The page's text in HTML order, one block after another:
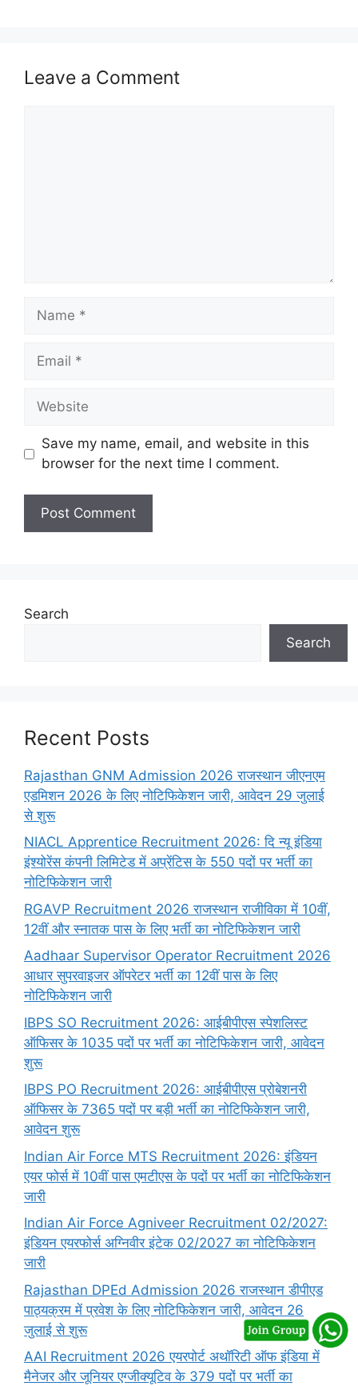
Leave a Comment
Name
Email
Website
Save my name, email, and website in this
browser for the next time I comment.
Search
Search
Recent Posts
Rajasthan GNM Admission 2026 राजस्थान जीएनएम
एडमिशन 2026 के लिए नोटिफिकेशन जारी, आवेदन 29 जुलाई
से शुरू
NIACL Apprentice Recruitment 2026: दि न्यू इंडिया
इंश्योरेंस कंपनी लिमिटेड में अप्रेंटिस के 550 पदों पर भर्ती का
नोटिफिकेशन जारी
RGAVP Recruitment 2026 राजस्थान राजीविका में 10वीं,
12वीं और स्नातक पास के लिए भर्ती का नोटिफिकेशन जारी
Aadhaar Supervisor Operator Recruitment 2026
आधार सुपरवाइजर ऑपरेटर भर्ती का 12वीं पास के लिए
नोटिफिकेशन जारी
IBPS SO Recruitment 2026: आईबीपीएस स्पेशलिस्ट
ऑफिसर के 1035 पदों पर भर्ती का नोटिफिकेशन जारी, आवेदन
शुरू
IBPS PO Recruitment 2026: आईबीपीएस प्रोबेशनरी
ऑफिसर के 7365 पदों पर बड़ी भर्ती का नोटिफिकेशन जारी,
आवेदन शुरू
Indian Air Force MTS Recruitment 2026: इंडियन
एयर फोर्स में 10वीं पास एमटीएस के पदों पर भर्ती का नोटिफिकेशन
जारी
Indian Air Force Agniveer Recruitment 02/2027:
इंडियन एयरफोर्स अग्निवीर इंटेक 02/2027 का नोटिफिकेशन
जारी
Rajasthan DPEd Admission 2026 राजस्थान डीपीएड
पाठ्यक्रम में प्रवेश के लिए नोटिफिकेशन जारी, आवेदन 26
जुलाई से शुरू
AAI Recruitment 2026 एयरपोर्ट अथॉरिटी ऑफ इंडिया में
मैनेजर और जूनियर एग्जीक्यूटिव के 379 पदों पर भर्ती का